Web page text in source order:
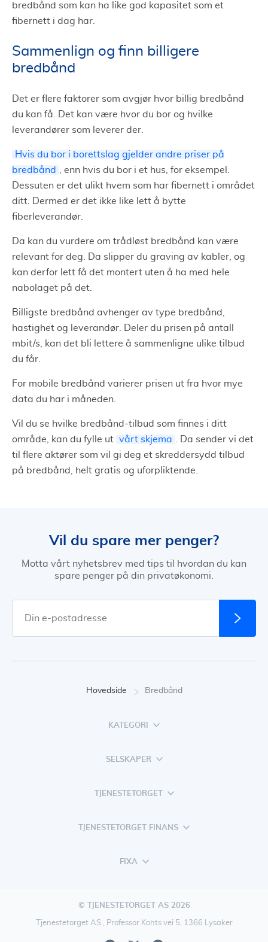
bredbånd som kan ha like god kapasitet som et
fibernett i dag har.
Sammenlign og finn billigere
bredbånd
Det er flere faktorer som avgjør hvor billig bredbånd
du kan få. Det kan være hvor du bor og hvilke
leverandører som leverer der.
Hvis du bor i borettslag gjelder andre priser på
bredbånd
, enn hvis du bor i et hus, for eksempel.
Dessuten er det ulikt hvem som har fibernett i området
ditt. Dermed er det ikke like lett å bytte
fiberleverandør.
Da kan du vurdere om trådløst bredbånd kan være
relevant for deg. Da slipper du graving av kabler, og
kan derfor lett få det montert uten å ha med hele
nabolaget på det.
Billigste bredbånd avhenger av type bredbånd,
hastighet og leverandør. Deler du prisen på antall
mbit/s, kan det bli lettere å sammenligne ulike tilbud
du får.
For mobile bredbånd varierer prisen ut fra hvor mye
data du har i måneden.
Vil du se hvilke bredbånd-tilbud som finnes i ditt
område, kan du fylle ut vårt skjema
. Da sender vi det
til flere aktører som vil gi deg et skreddersydd tilbud
på bredbånd, helt gratis og uforpliktende.
Vil du spare mer penger?
Motta vårt nyhetsbrev med tips til hvordan du kan
spare penger på din privatøkonomi.
Hovedside Bredbånd
KATEGORI
SELSKAPER
TJENESTETORGET
TJENESTETORGET FINANS
FIXA
© TJENESTETORGET AS 2026
Tjenestetorget AS , Professor Kohts vei 5, 1366 Lysaker